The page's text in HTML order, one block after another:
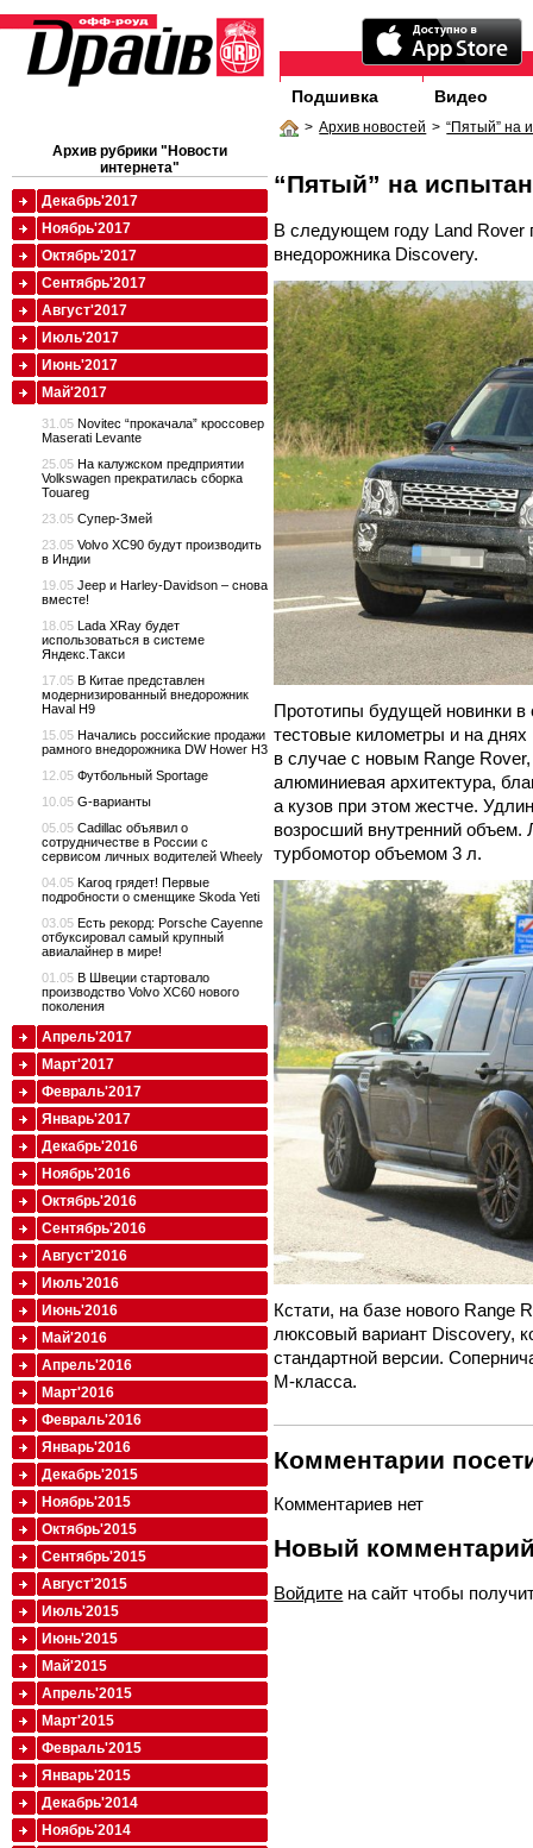
Подшивка Видео
> Архив новостей > “Пятый” на
“Пятый” на
В следующем году Land Rover
внедорожника Discovery.
Прототипы будущей новинки
тестовые километры и на
в случае с новым Range
алюминиевая архитектура,
а кузов при этом жестче.
возросший внутренний объем.
турбомотор объемом 3 л.
Кстати, на базе нового Range
люксовый вариант Discovery,
стандартной версии.
M-класса.
Комментарии
Комментариев нет
Новый
Войдите на сайт чтобы
Архив рубрики "Новости
интернета"
Декабрь'2017
Ноябрь'2017
Октябрь'2017
Сентябрь'2017
Август'2017
Июль'2017
Июнь'2017
Май'2017
31.05 Novitec “прокачала” кроссовер
Maserati Levante
25.05 На калужском предприятии
Volkswagen прекратилась сборка
Touareg
23.05 Супер-Змей
23.05 Volvo XC90 будут производить
в Индии
19.05 Jeep и Harley-Davidson – снова
вместе!
18.05 Lada XRay будет
использоваться в системе
Яндекс.Такси
17.05 В Китае представлен
модернизированный внедорожник
Haval H9
15.05 Начались российские продажи
рамного внедорожника DW Hower H3
12.05 Футбольный Sportage
10.05 G-варианты
05.05 Cadillac объявил о
сотрудничестве в России с
сервисом личных водителей Wheely
04.05 Karoq грядет! Первые
подробности о сменщике Skoda Yeti
03.05 Есть рекорд: Porsche Cayenne
отбуксировал самый крупный
авиалайнер в мире!
01.05 В Швеции стартовало
производство Volvo XC60 нового
поколения
Апрель'2017
Март'2017
Февраль'2017
Январь'2017
Декабрь'2016
Ноябрь'2016
Октябрь'2016
Сентябрь'2016
Август'2016
Июль'2016
Июнь'2016
Май'2016
Апрель'2016
Март'2016
Февраль'2016
Январь'2016
Декабрь'2015
Ноябрь'2015
Октябрь'2015
Сентябрь'2015
Август'2015
Июль'2015
Июнь'2015
Май'2015
Апрель'2015
Март'2015
Февраль'2015
Январь'2015
Декабрь'2014
Ноябрь'2014